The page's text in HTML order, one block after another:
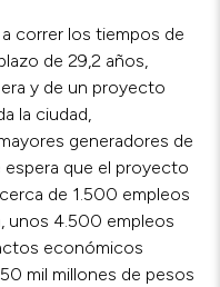
correr los tiempos de
de 29,2 años,
y de un proyecto
la ciudad,
generadores de
espera que el proyecto
de 1.500 empleos
unos 4.500 empleos
económicos
mil millones de pesos